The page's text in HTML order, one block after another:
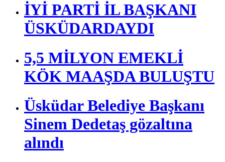
İYİ PARTİ İL BAŞKANI
ÜSKÜDARDAYDI
5,5 MİLYON EMEKLİ
KÖK MAAŞDA BULUŞTU
Üsküdar Belediye Başkanı
Sinem Dedetaş gözaltına
alındı